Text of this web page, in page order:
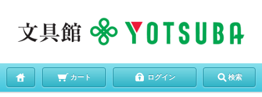
カート ログイン 検索